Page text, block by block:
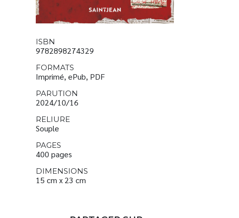
ISBN
9782898274329
FORMATS
Imprimé, ePub, PDF
PARUTION
2024/10/16
RELIURE
Souple
PAGES
400 pages
DIMENSIONS
15 cm x 23 cm